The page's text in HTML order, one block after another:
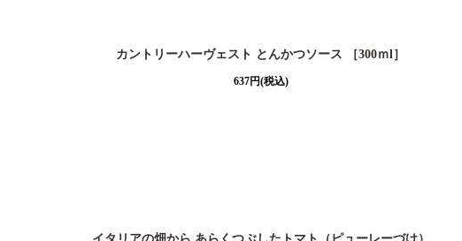
カントリーハーヴェスト とんかつソース ［300ｍl］
637円(税込)